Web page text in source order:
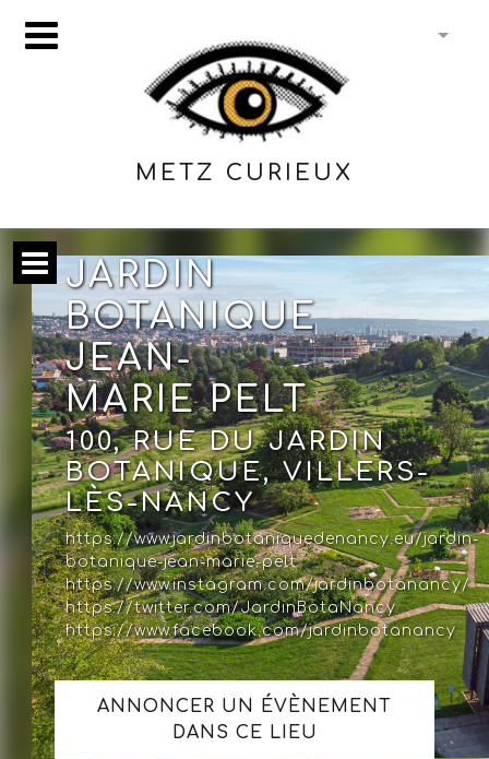
METZ CURIEUX
JARDIN
BOTANIQUE
JEAN-
MARIE PELT
100, RUE DU JARDIN
BOTANIQUE, VILLERS-
LÈS-NANCY
https://www.jardinbotaniquedenancy.eu/jardin-
botanique-jean-marie-pelt
https://www.instagram.com/jardinbotanancy/
https://twitter.com/JardinBotaNancy
https://www.facebook.com/jardinbotanancy
ANNONCER UN ÉVÈNEMENT
DANS CE LIEU